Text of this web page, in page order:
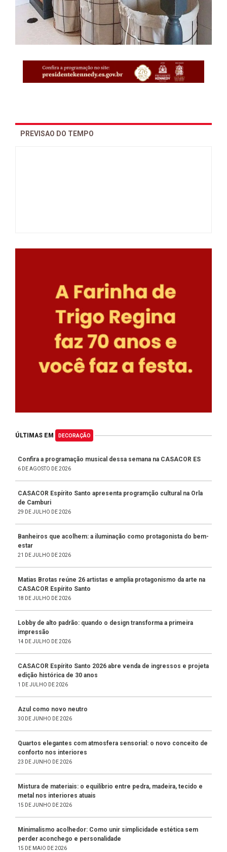
PREVISAO DO TEMPO
ÚLTIMAS EM DECORAÇÃO
Confira a programação musical dessa semana na CASACOR ES
6 DE AGOSTO DE 2026
CASACOR Espírito Santo apresenta programção cultural na Orla
de Camburi
29 DE JULHO DE 2026
Banheiros que acolhem: a iluminação como protagonista do bem-
estar
21 DE JULHO DE 2026
Matias Brotas reúne 26 artistas e amplia protagonismo da arte na
CASACOR Espírito Santo
18 DE JULHO DE 2026
Lobby de alto padrão: quando o design transforma a primeira
impressão
14 DE JULHO DE 2026
CASACOR Espírito Santo 2026 abre venda de ingressos e projeta
edição histórica de 30 anos
1 DE JULHO DE 2026
Azul como novo neutro
30 DE JUNHO DE 2026
Quartos elegantes com atmosfera sensorial: o novo conceito de
conforto nos interiores
23 DE JUNHO DE 2026
Mistura de materiais: o equilíbrio entre pedra, madeira, tecido e
metal nos interiores atuais
15 DE JUNHO DE 2026
Minimalismo acolhedor: Como unir simplicidade estética sem
perder aconchego e personalidade
15 DE MAIO DE 2026